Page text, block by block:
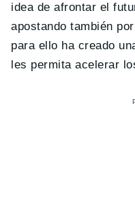
idea de afrontar el
apostando también
para ello ha creado
les permita acelerar